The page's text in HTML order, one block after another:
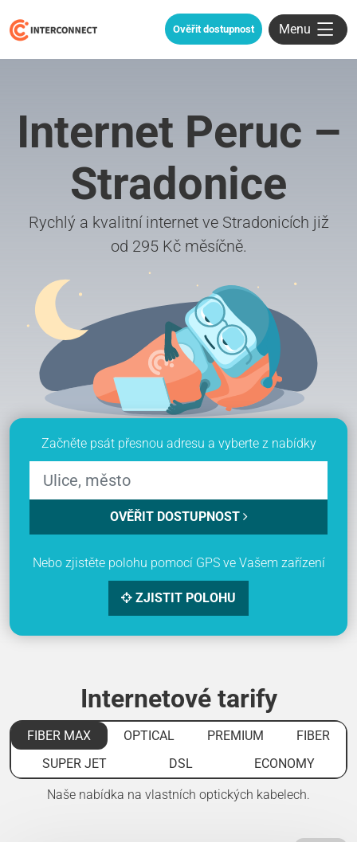
Ověřit dostupnost Menu
Internet Peruc –
Stradonice
Rychlý a kvalitní internet ve Stradonicích již
od 295 Kč měsíčně.
Začněte psát přesnou adresu a vyberte z nabídky
OVĚŘIT DOSTUPNOST
Nebo zjistěte polohu pomocí GPS ve Vašem zařízení
ZJISTIT POLOHU
Internetové tarify
FIBER MAX OPTICAL PREMIUM
FIBER
SUPER JET
DSL ECONOMY
Naše nabídka na vlastních optických kabelech.